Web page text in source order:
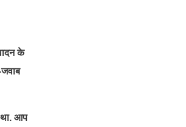
के
था. आप